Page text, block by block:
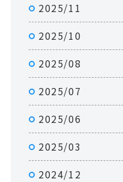
2025/11
2025/10
2025/08
2025/07
2025/06
2025/03
2024/12